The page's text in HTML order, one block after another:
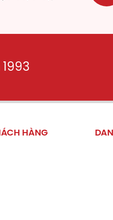
kinh nghiệm, không
HÀNG